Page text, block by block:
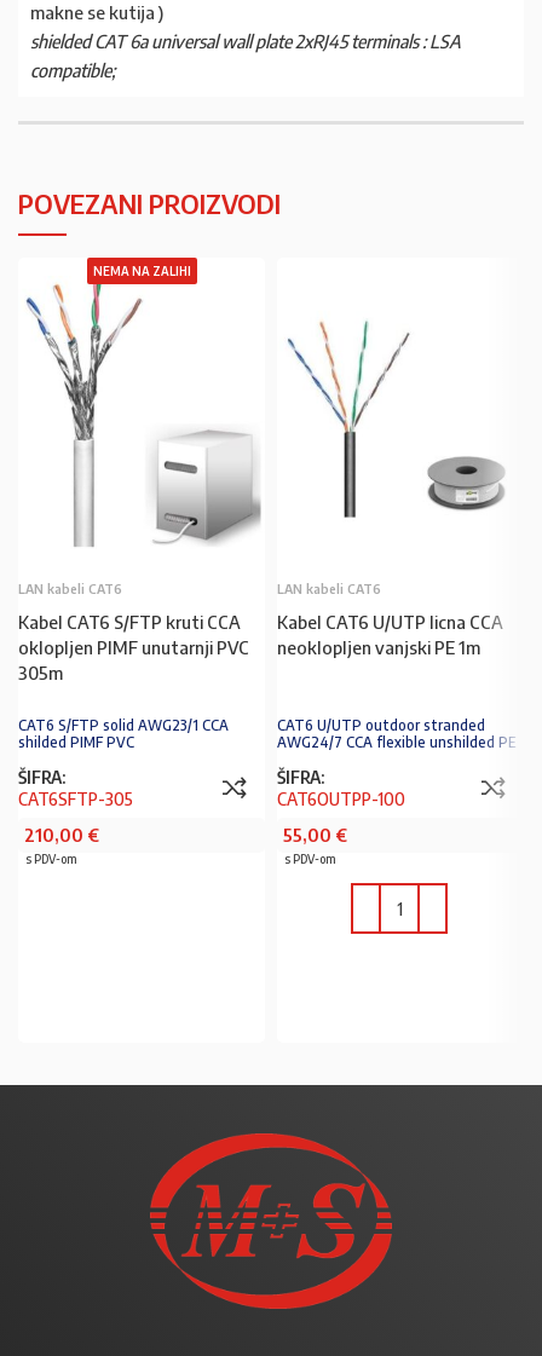
makne se kutija )
shielded CAT 6a universal wall plate 2xRJ45 terminals : LSA
compatible;
POVEZANI PROIZVODI
NEMA NA ZALIHI
LAN kabeli CAT6
Kabel CAT6 S/FTP kruti CCA
oklopljen PIMF unutarnji PVC
305m
CAT6 S/FTP solid AWG23/1 CCA
shilded PIMF PVC
ŠIFRA:
CAT6SFTP-305
210,00 €
s PDV-om
LAN kabeli CAT6
Kabel CAT6 U/UTP licna CCA
neoklopljen vanjski PE 1m
CAT6 U/UTP outdoor stranded
AWG24/7 CCA flexible unshilded PE
ŠIFRA:
CAT6OUTPP-100
55,00 €
s PDV-om